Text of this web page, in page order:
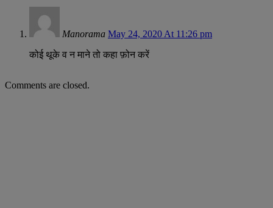
Manorama May 24, 2020 At 11:26 pm
कोई थूके व न माने तो कहा फ़ोन करें
Comments are closed.